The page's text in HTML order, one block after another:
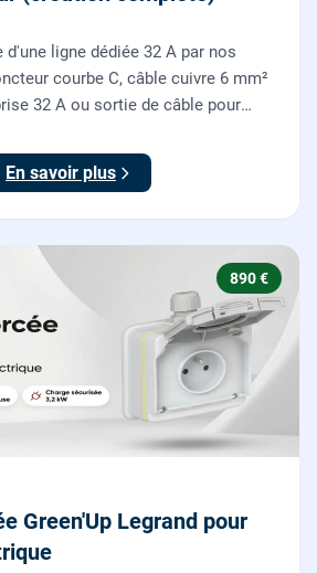
ligne dédiée 32 A par nos
courbe C, câble cuivre 6 mm²
32 A ou sortie de câble pour
En savoir plus
890 €
Green'Up Legrand pour